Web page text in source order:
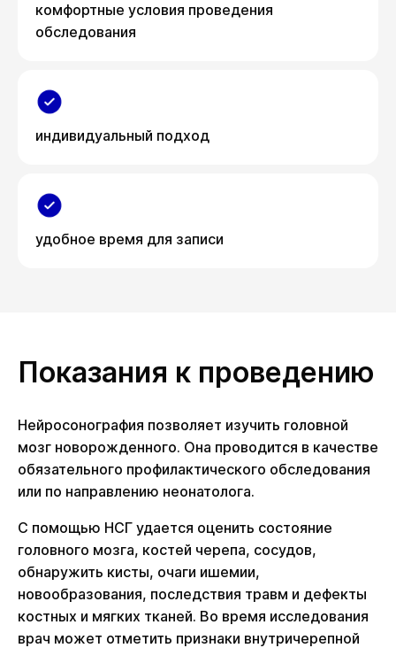
комфортные условия проведения
обследования
индивидуальный подход
удобное время для записи
Показания к проведению
Нейросонография позволяет изучить головной
мозг новорожденного. Она проводится в качестве
обязательного профилактического обследования
или по направлению неонатолога.
С помощью НСГ удается оценить состояние
головного мозга, костей черепа, сосудов,
обнаружить кисты, очаги ишемии,
новообразования, последствия травм и дефекты
костных и мягких тканей. Во время исследования
врач может отметить признаки внутричерепной